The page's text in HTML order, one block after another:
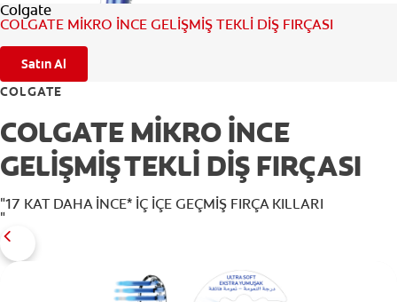
Colgate
COLGATE MİKRO İNCE GELİŞMİŞ TEKLİ DİŞ FIRÇASI
Satın Al
COLGATE
COLGATE MİKRO İNCE
GELİŞMİŞ TEKLİ DİŞ FIRÇASI
"17 KAT DAHA İNCE* İÇ İÇE GEÇMİŞ FIRÇA KILLARI
"